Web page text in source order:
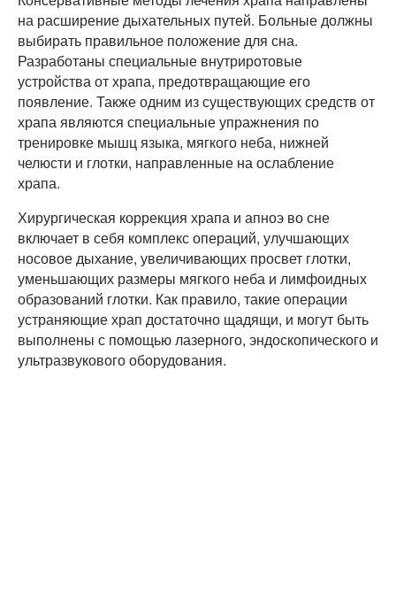
на расширение дыхательных путей. Больные должны
выбирать правильное положение для сна.
Разработаны специальные внутриротовые
устройства от храпа, предотвращающие его
появление. Также одним из существующих средств от
храпа являются специальные упражнения по
тренировке мышц языка, мягкого неба, нижней
челюсти и глотки, направленные на ослабление
храпа.
Хирургическая коррекция храпа и апноэ во сне
включает в себя комплекс операций, улучшающих
носовое дыхание, увеличивающих просвет глотки,
уменьшающих размеры мягкого неба и лимфоидных
образований глотки. Как правило, такие операции
устраняющие храп достаточно щадящи, и могут быть
выполнены с помощью лазерного, эндоскопического и
ультразвукового оборудования.